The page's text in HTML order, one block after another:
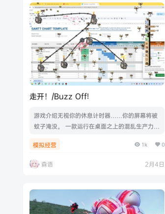
走开！/Buzz Off!
游戏介绍无视你的休息计时器……你的屏幕将被
蚊子淹没。 一款运行在桌面之上的混乱生产力游
戏截图版本介绍Build.21740267|容量351MB|
官方简体中文|支持键盘.鼠标
模拟经营 1k 0
森语 2月4日